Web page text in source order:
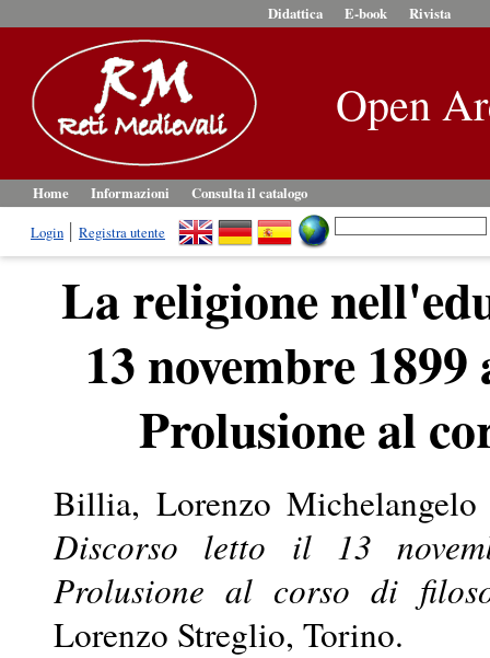
Didattica E-book Rivista
Open
Home Informazioni
Consulta il catalogo
Login
Registra utente
La religione
13 novembre
Prolusione al
Billia, Lorenzo Michelangelo
Discorso letto il 13
Prolusione al corso di
Lorenzo Streglio, Torino.